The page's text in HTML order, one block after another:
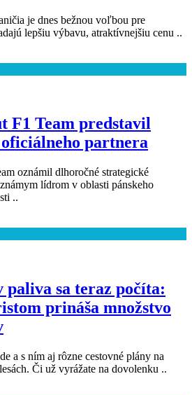
je dnes bežnou voľbou pre
lepšiu výbavu, atraktívnejšiu cenu ..
F1 Team predstavil
partnera
oznámil dlhoročné strategické
lídrom v oblasti pánskeho
..
sa teraz počíta:
prináša množstvo
a s ním aj rôzne cestovné plány na
Či už vyrážate na dovolenku ..